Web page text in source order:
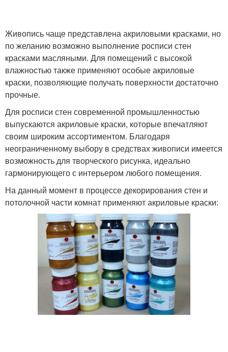
Живопись чаще представлена акриловыми красками, но
по желанию возможно выполнение росписи стен
красками масляными. Для помещений с высокой
влажностью также применяют особые акриловые
краски, позволяющие получать поверхности достаточно
прочные.
Для росписи стен современной промышленностью
выпускаются акриловые краски, которые впечатляют
своим широким ассортиментом. Благодаря
неограниченному выбору в средствах живописи имеется
возможность для творческого рисунка, идеально
гармонирующего с интерьером любого помещения.
На данный момент в процессе декорирования стен и
потолочной части комнат применяют акриловые краски: